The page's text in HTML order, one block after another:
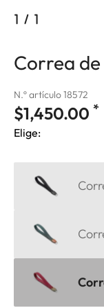
1 / 1
Correa
N.º artículo 18572
$1,450.00 *
Elige: